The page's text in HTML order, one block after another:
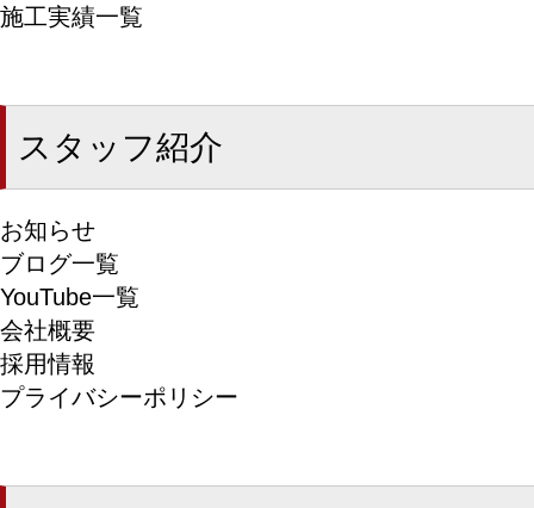
施工実績一覧
スタッフ紹介
お知らせ
ブログ一覧
YouTube一覧
会社概要
採用情報
プライバシーポリシー